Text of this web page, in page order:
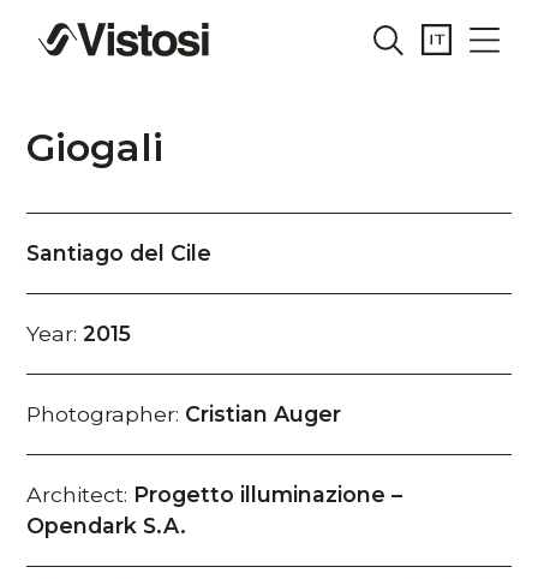
Giogali
Santiago del Cile
Year:2015
Photographer: Cristian Auger
Architect: Progetto illuminazione –
Opendark S.A.